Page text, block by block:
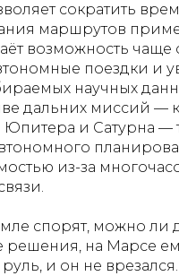
сократить
маршрутов
возможность чаще
поездки и
научных
дальних миссий —
Юпитера и Сатурна —
из-за
спорят, можно ли
решения, на Марсе
и он не врезался.